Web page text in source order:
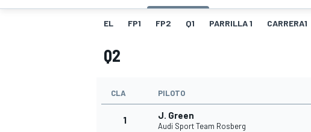
EL FP1 FP2 Q1 PARRILLA 1 CARRERA1
Q2
CLA PILOTO
1 J. Green
Audi Sport Team Rosberg